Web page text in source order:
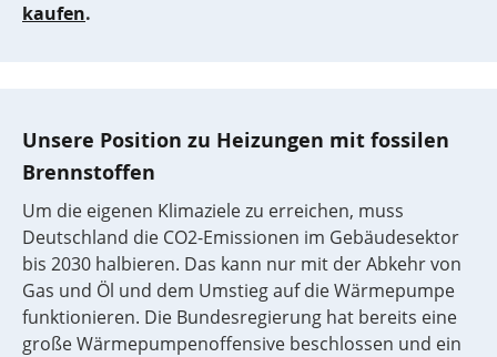
kaufen.
Unsere Position zu Heizungen mit fossilen
Brennstoffen
Um die eigenen Klimaziele zu erreichen, muss
Deutschland die CO2-Emissionen im Gebäudesektor
bis 2030 halbieren. Das kann nur mit der Abkehr von
Gas und Öl und dem Umstieg auf die Wärmepumpe
funktionieren. Die Bundesregierung hat bereits eine
große Wärmepumpenoffensive beschlossen und ein